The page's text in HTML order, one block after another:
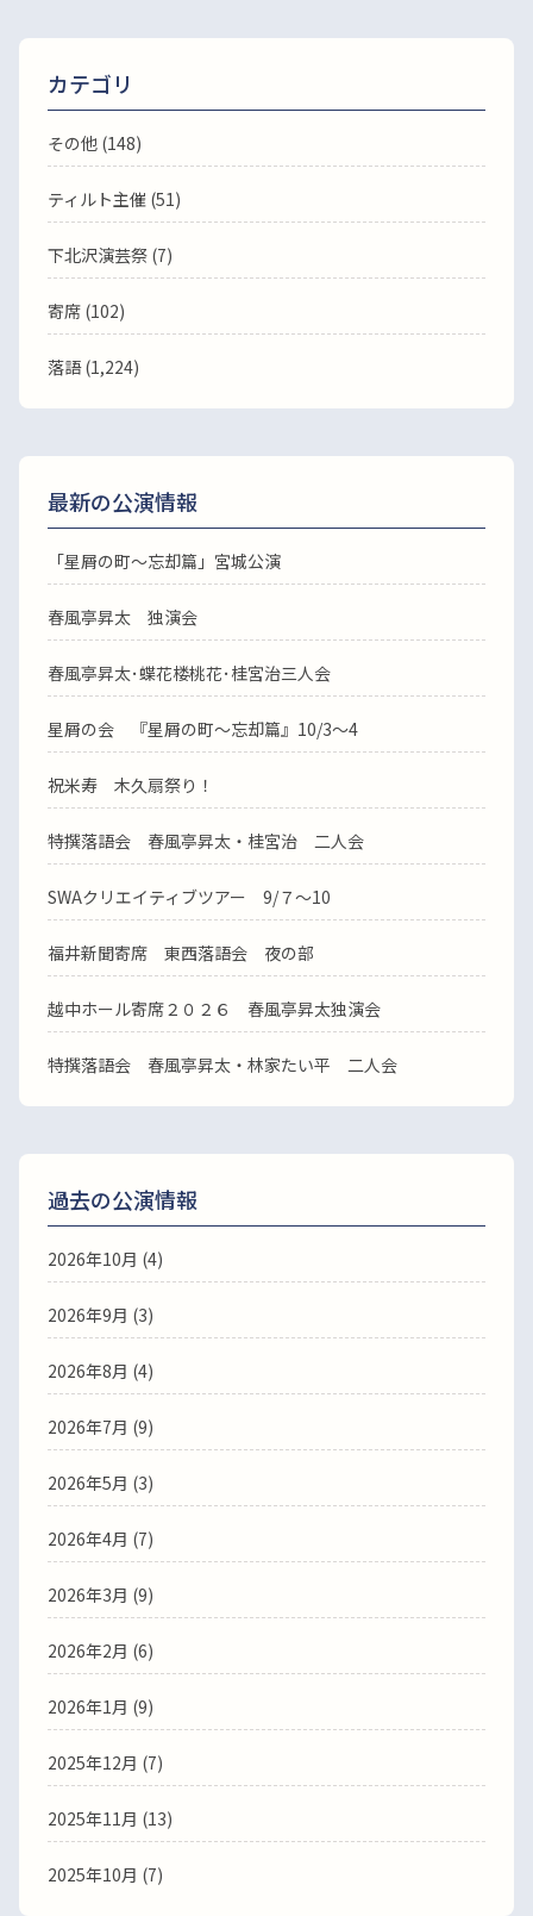
カテゴリ
その他 (148)
ティルト主催 (51)
下北沢演芸祭 (7)
寄席 (102)
落語(1,224)
最新の公演情報
「星屑の町～忘却篇」宮城公演
春風亭昇太 独演会
春風亭昇太･蝶花楼桃花･桂宮治三人会
星屑の会 『星屑の町～忘却篇』10/3～4
祝米寿 木久扇祭り！
特撰落語会 春風亭昇太・桂宮治 二人会
SWAクリエイティブツアー 9/７～10
福井新聞寄席 東西落語会 夜の部
越中ホール寄席２０２６ 春風亭昇太独演会
特撰落語会 春風亭昇太・林家たい平 二人会
過去の公演情報
2026年10月 (4)
2026年9月 (3)
2026年8月 (4)
2026年7月 (9)
2026年5月 (3)
2026年4月 (7)
2026年3月 (9)
2026年2月 (6)
2026年1月 (9)
2025年12月 (7)
2025年11月 (13)
2025年10月 (7)